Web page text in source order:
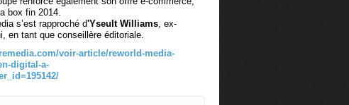
box fin 2014.
s’est rapproché d'Yseult Williams, ex-
en tant que conseillère éditoriale.
voir-article/reworld-media-
digital-a-